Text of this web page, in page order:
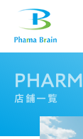
PHARM
店 舗一 覧